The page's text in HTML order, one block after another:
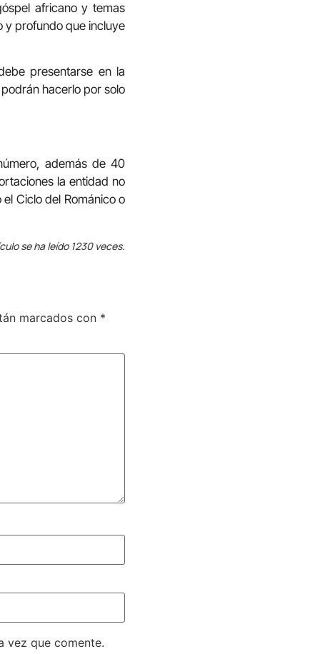
africano y temas
y profundo que incluye
presentarse en la
hacerlo por solo
además de 40
la entidad no
Ciclo del Románico o
se ha leído 1230 veces.
marcados con *
vez que comente.